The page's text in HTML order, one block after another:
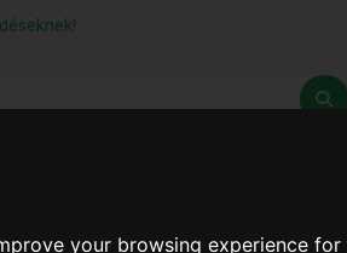
your browsing experience